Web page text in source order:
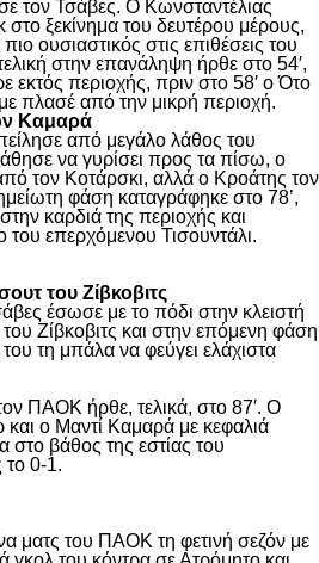
τον Τσάβες. Ο Κωνσταντέλιας
στο ξεκίνημα του δευτέρου μέρους,
ουσιαστικός στις επιθέσεις του
στην επανάληψη ήρθε στο 54′,
εκτός περιοχής, πριν στο 58′ ο Ότο
πλασέ από την μικρή περιοχή.
Καμαρά
από μεγάλο λάθος του
να γυρίσει προς τα πίσω, ο
τον Κοτάρσκι, αλλά ο Κροάτης τον
φάση καταγράφηκε στο 78’,
καρδιά της περιοχής και
επερχόμενου Τισουντάλι.
του Ζίβκοβιτς
έσωσε με το πόδι στην κλειστή
Ζίβκοβιτς και στην επόμενη φάση
τη μπάλα να φεύγει ελάχιστα
ΠΑΟΚ ήρθε, τελικά, στο 87′. Ο
και ο Μαντί Καμαρά με κεφαλιά
στο βάθος της εστίας του
το 0-1.
ματς του ΠΑΟΚ τη φετινή σεζόν με